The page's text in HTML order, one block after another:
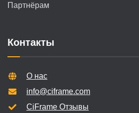
Партнёрам
Контакты
О нас
info@ciframe.com
CiFrame Отзывы